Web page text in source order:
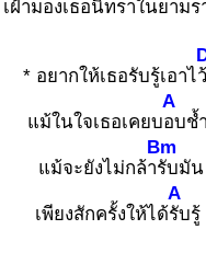
เฝ้ามองเธอนิทราในยาม
* อยากให้เธอรับรู้เอาไ
แม้ในใจเธอเคยบ
A
อบ
แม้จะยังไม่กล้า
Bm
รับมั
เพียงสักครั้งให้ได้
A
รับ